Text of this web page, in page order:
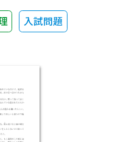
入試問題